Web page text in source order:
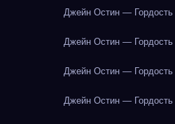
Джейн Остин — Гордость
Джейн Остин — Гордость
Джейн Остин — Гордость
Джейн Остин — Гордость